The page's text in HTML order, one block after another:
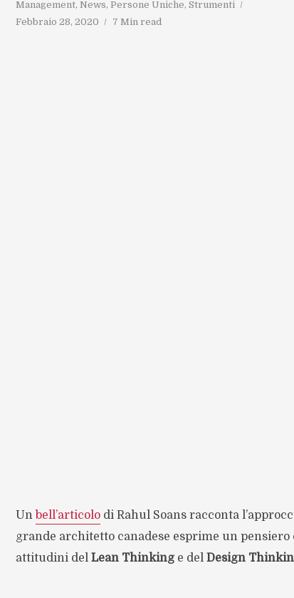
Management, News, Persone Uniche, Strumenti
Febbraio 28, 2020
7 Min read
Un bell’articolo di Rahul Soans racconta
grande architetto canadese esprime un
attitudini del Lean Thinking e del Design